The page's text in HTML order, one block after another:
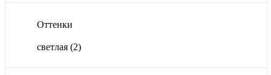
Оттенки
светлая (2)